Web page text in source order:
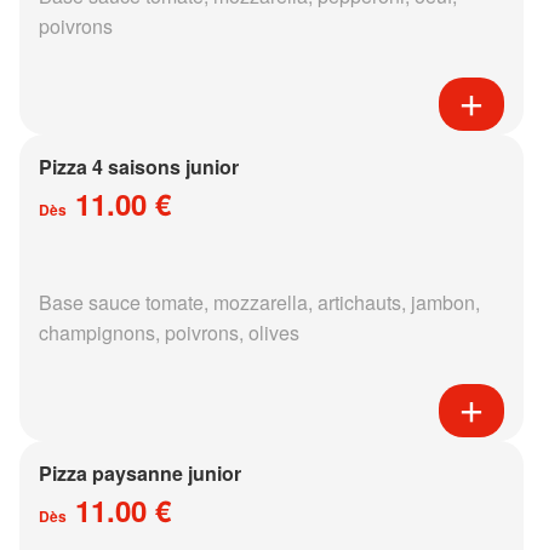
poivrons
Pizza 4 saisons junior
Dès 11.00 €
Base sauce tomate, mozzarella, artichauts, jambon,
champignons, poivrons, olives
Pizza paysanne junior
Dès 11.00 €